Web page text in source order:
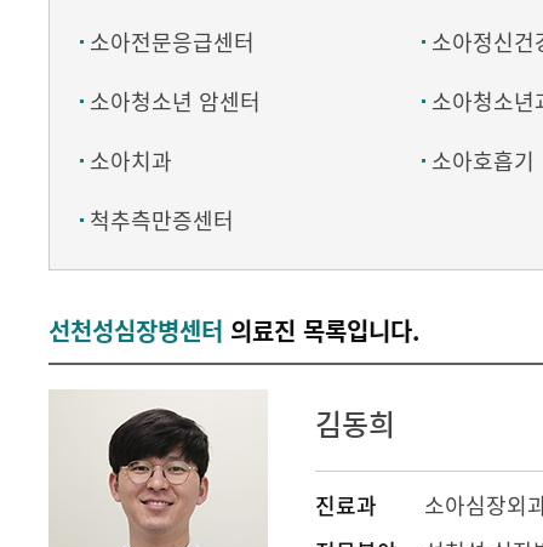
소아전문응급센터
소아정신건
소아청소년 암센터
소아청소년
소아치과
소아호흡
척추측만증센터
선천성심장병센터 의료진 목록입니다.
김동희
진료과
소아심장외